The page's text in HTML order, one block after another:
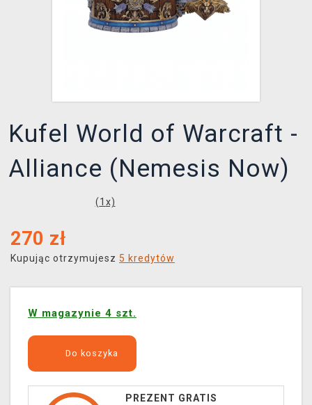
Kufel World of Warcraft -
Alliance (Nemesis Now)
(1 x)
270 zł
Kupując otrzymujesz 5 kredytów
W magazynie 4 szt.
Do koszyka
PREZENT GRATIS